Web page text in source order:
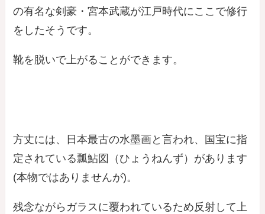
の有名な剣豪・宮本武蔵が江戸時代にここで修行
をしたそうです。
靴を脱いで上がることができます。
方丈には、日本最古の水墨画と言われ、国宝に指
定されている瓢鮎図（ひょうねんず）があります
(本物ではありませんが)。
残念ながらガラスに覆われているため反射して上